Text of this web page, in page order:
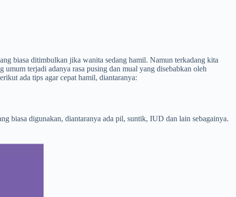
biasa ditimbulkan jika wanita sedang hamil. Namun terkadang kita
terjadi adanya rasa pusing dan mual yang disebabkan oleh
ada tips agar cepat hamil, diantaranya:
biasa digunakan, diantaranya ada pil, suntik, IUD dan lain sebagainya.